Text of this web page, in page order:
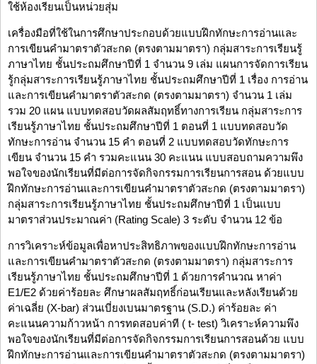
ใช้ห้องเรียนเป็นหน่วยสุ่ม
เครื่องมือที่ใช้ในการศึกษาประกอบด้วยแบบฝึกทักษะการอ่านและ
การเขียนคำมาตราตัวสะกด (ตรงตามมาตรา) กลุ่มสาระการเรียนรู้
ภาษาไทย ชั้นประถมศึกษาปีที่ 1 จำนวน 9 เล่ม แผนการจัดการเรียน
รู้กลุ่มสาระการเรียนรู้ภาษาไทย ชั้นประถมศึกษาปีที่ 1 เรื่อง การอ่าน
และการเขียนคำมาตราตัวสะกด (ตรงตามมาตรา) จำนวน 1 เล่ม
รวม 20 แผน แบบทดสอบวัดผลสัมฤทธิ์ทางการเรียน กลุ่มสาระการ
เรียนรู้ภาษาไทย ชั้นประถมศึกษาปีที่ 1 ตอนที่ 1 แบบทดสอบวัด
ทักษะการอ่าน จำนวน 15 คำ ตอนที่ 2 แบบทดสอบวัดทักษะการ
เขียน จำนวน 15 คำ รวมคะแนน 30 คะแนน แบบสอบถามความพึง
พอใจของนักเรียนที่มีต่อการจัดกิจกรรมการเรียนการสอน ด้วยแบบ
ฝึกทักษะการอ่านและการเขียนคำมาตราตัวสะกด (ตรงตามมาตรา)
กลุ่มสาระการเรียนรู้ภาษาไทย ชั้นประถมศึกษาปีที่ 1 เป็นแบบ
มาตราส่วนประมาณค่า (Rating Scale) 3 ระดับ จำนวน 12 ข้อ
การวิเคราะห์ข้อมูลเพื่อหาประสิทธิภาพของแบบฝึกทักษะการอ่าน
และการเขียนคำมาตราตัวสะกด (ตรงตามมาตรา) กลุ่มสาระการ
เรียนรู้ภาษาไทย ชั้นประถมศึกษาปีที่ 1 ด้วยการคำนวณ หาค่า
E1/E2 ด้วยค่าร้อยละ ศึกษาผลสัมฤทธิ์ก่อนเรียนและหลังเรียนด้วย
ค่าเฉลี่ย (X-bar) ส่วนเบี่ยงเบนมาตรฐาน (S.D.) ค่าร้อยละ ค่า
คะแนนความก้าวหน้า การทดสอบค่าที ( t- test) วิเคราะห์ความพึง
พอใจของนักเรียนที่มีต่อการจัดกิจกรรมการเรียนการสอนด้วย แบบ
ฝึกทักษะการอ่านและการเขียนคำมาตราตัวสะกด (ตรงตามมาตรา)